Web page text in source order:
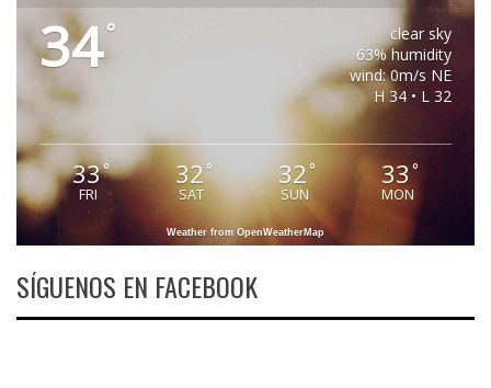
34°
clear sky
63% humidity
wind: 0m/s NE
H 34 • L 32
33°
FRI
32°
SAT
32°
SUN
33°
MON
Weather from OpenWeatherMap
SÍGUENOS EN FACEBOOK